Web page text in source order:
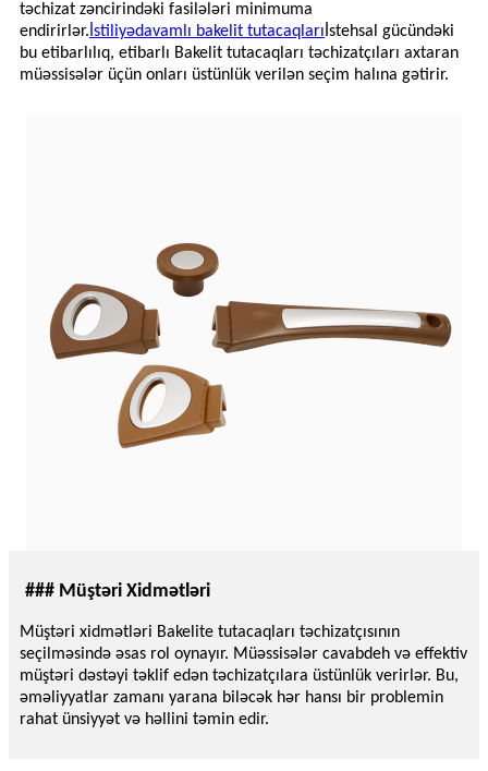
təchizat zəncirindəki fasilələri minimuma
endirirlər.İstiliyədavamlı bakelit tutacaqlarıİstehsal gücündəki
bu etibarlılıq, etibarlı Bakelit tutacaqları təchizatçıları axtaran
müəssisələr üçün onları üstünlük verilən seçim halına gətirir.
### Müştəri Xidmətləri
Müştəri xidmətləri Bakelite tutacaqları təchizatçısının
seçilməsində əsas rol oynayır. Müəssisələr cavabdeh və effektiv
müştəri dəstəyi təklif edən təchizatçılara üstünlük verirlər. Bu,
əməliyyatlar zamanı yarana biləcək hər hansı bir problemin
rahat ünsiyyət və həllini təmin edir.